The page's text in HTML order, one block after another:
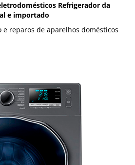
Refrigerador da
e importado
e reparos de aparelhos domésticos